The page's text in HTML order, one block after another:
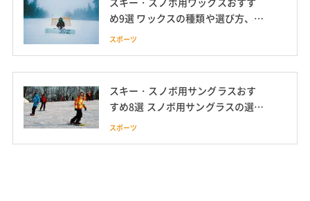
め9選 ワックスの種類や選び方、塗
り方も紹介
スポーツ
スキー・スノボ用サングラスおす
すめ8選 スノボ用サングラスの選び
方も紹介
スポーツ